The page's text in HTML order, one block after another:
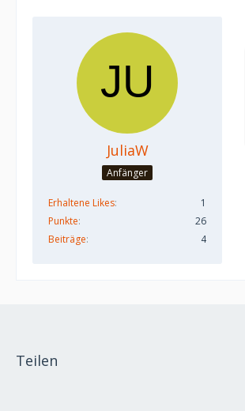
JuliaW
Anfänger
Erhaltene Likes
1
Punkte
26
Beiträge
4
Teilen